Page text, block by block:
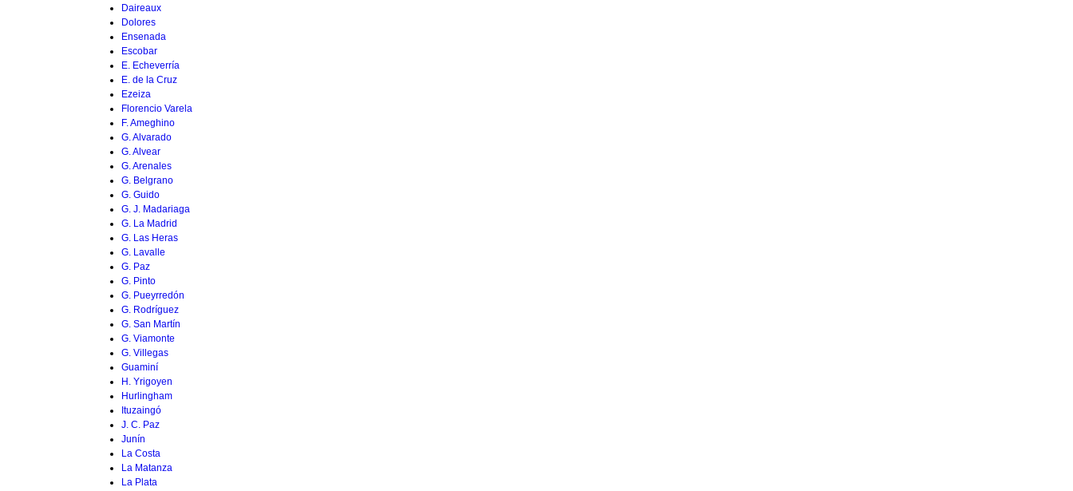
Daireaux
Dolores
Ensenada
Escobar
E. Echeverría
E. de la Cruz
Ezeiza
Florencio Varela
F. Ameghino
G. Alvarado
G. Alvear
G. Arenales
G. Belgrano
G. Guido
G. J. Madariaga
G. La Madrid
G. Las Heras
G. Lavalle
G. Paz
G. Pinto
G. Pueyrredón
G. Rodríguez
G. San Martín
G. Viamonte
G. Villegas
Guaminí
H. Yrigoyen
Hurlingham
Ituzaingó
J. C. Paz
Junín
La Costa
La Matanza
La Plata